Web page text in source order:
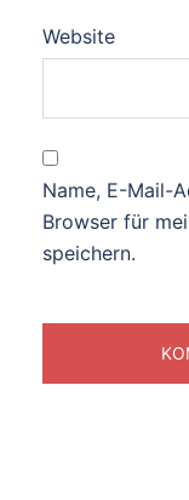
Website
Name, E-Mail-
Browser für
speichern.